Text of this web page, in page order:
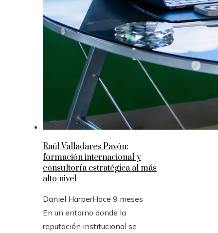
Raúl Valladares Pavón:
formación internacional y
consultoría estratégica al más
alto nivel
Daniel HarperHace 9 meses
En un entorno donde la
reputación institucional se